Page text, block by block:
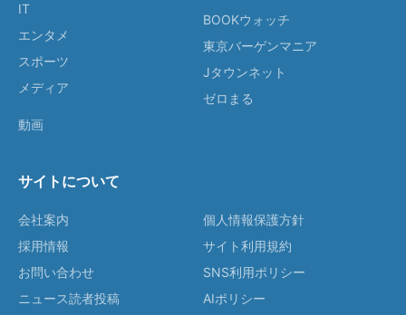
IT
エンタメ
スポーツ
メディア
動画
BOOKウォッチ
東京バーゲンマニア
Jタウンネット
ゼロまる
サイトについて
会社案内
採用情報
お問い合わせ
ニュース読者投稿
個人情報保護方針
サイト利用規約
SNS利用ポリシー
AIポリシー